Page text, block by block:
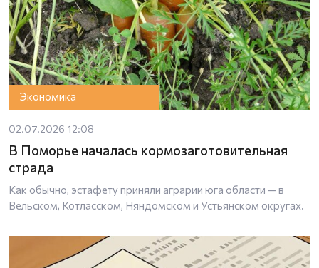
Экономика
02.07.2026 12:08
В Поморье началась кормозаготовительная
страда
Как обычно, эстафету приняли аграрии юга области — в
Вельском, Котласском, Няндомском и Устьянском округах.